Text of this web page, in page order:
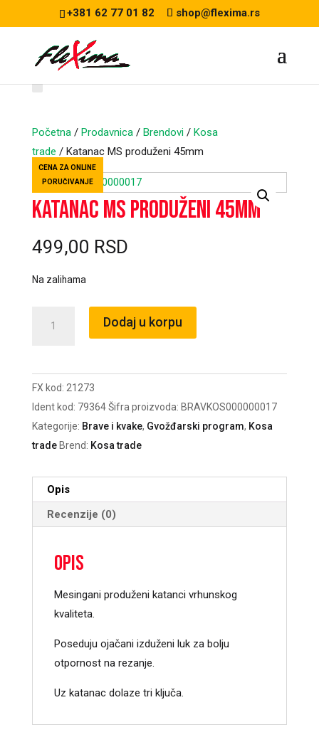
+381 62 77 01 82 shop@flexima.rs
Početna/ Prodavnica/ Brendovi/ Kosa
trade
/ Katanac MS produženi 45mm
CENA ZA ONLINE
PORUČIVANJE
Katanac MS produženi 45mm
499,00 RSD
Na zalihama
45mm
količina
Dodaj u korpu
FX kod: 21273
Ident kod: 79364 Šifra proizvoda: BRAVKOS000000017
Kategorije: Brave i kvake, Gvožđarski program, Kosa
trade Brend: Kosa trade
Opis
Recenzije (0)
Opis
Mesingani produženi katanci vrhunskog
kvaliteta.
Poseduju ojačani izduženi luk za bolju
otpornost na rezanje.
Uz katanac dolaze tri ključa.